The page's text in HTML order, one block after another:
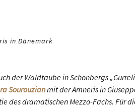
in Dänemark
der Waldtaube in Schönbergs
Sourouzianmit der Amneris in
des dramatischen Mezzo-Fachs. Für